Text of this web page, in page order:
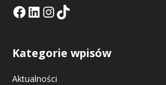
Facebook
LinkedIn
Tik Tok KEInstagramm KE
Kategorie wpisów
Aktualności